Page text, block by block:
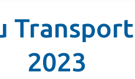
2023